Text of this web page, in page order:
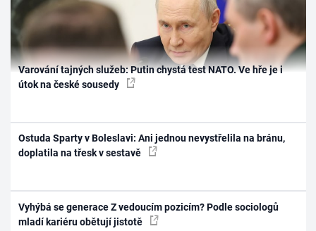
Varování tajných služeb: Putin chystá test NATO. Ve hře je i
útok na české sousedy
Ostuda Sparty v Boleslavi: Ani jednou nevystřelila na bránu,
doplatila na třesk v sestavě
Vyhýbá se generace Z vedoucím pozicím? Podle sociologů
mladí kariéru obětují jistotě